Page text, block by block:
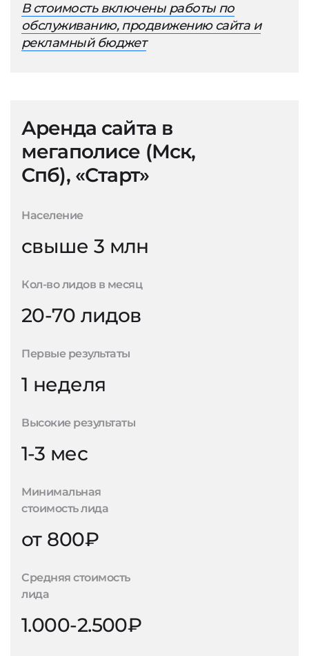
В стоимость включены работы по
обслуживанию, продвижению сайта и
рекламный бюджет
Аренда сайта в
мегаполисе (Мск,
Спб), «Старт»
Население
свыше 3 млн
Кол-во лидов в месяц
20-70 лидов
Первые результаты
1 неделя
Высокие результаты
1-3 мес
Минимальная
стоимость лида
от 800₽
Средняя стоимость
лида
1.000-2.500₽